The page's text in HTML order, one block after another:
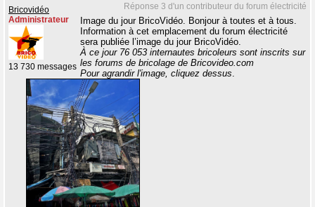
Réponse 3 d'un contributeur du forum électricité
Bricovidéo
Administrateur
13 730 messages
Image du jour BricoVidéo. Bonjour à toutes et à tous.
Information à cet emplacement du forum électricité
sera publiée l’image du jour BricoVidéo.
À ce jour 76 053 internautes bricoleurs sont inscrits sur
les forums de bricolage de Bricovideo.com
Pour agrandir l'image, cliquez dessus